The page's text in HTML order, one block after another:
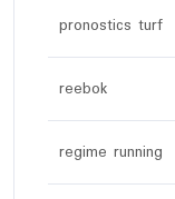
pronostics turf
reebok
regime running